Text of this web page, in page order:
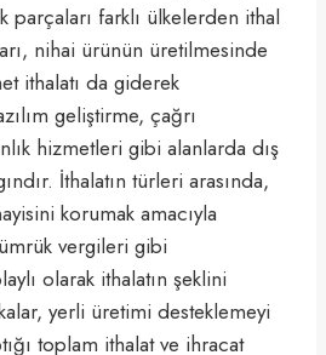
parçaları farklı ülkelerden ithal
nihai ürünün üretilmesinde
ithalatı da giderek
geliştirme, çağrı
hizmetleri gibi alanlarda dış
İthalatın türleri arasında,
korumak amacıyla
vergileri gibi
olarak ithalatın şeklini
yerli üretimi desteklemeyi
toplam ithalat ve ihracat